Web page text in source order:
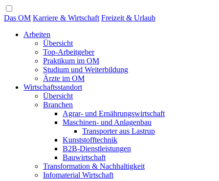
Das OM Karriere & Wirtschaft Freizeit & Urlaub
Arbeiten
Übersicht
Top-Arbeitgeber
Praktikum im OM
Studium und Weiterbildung
Ärzte im OM
Wirtschaftsstandort
Übersicht
Branchen
Agrar- und Ernährungswirtschaft
Maschinen- und Anlagenbau
Transporter aus Lastrup
Kunststofftechnik
B2B-Dienstleistungen
Bauwirtschaft
Transformation & Nachhaltigkeit
Infomaterial Wirtschaft